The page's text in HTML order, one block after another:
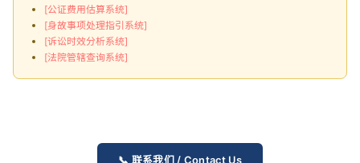
[公证费用估算系统]
[身故事项处理指引系统]
[诉讼时效分析系统]
[法院管辖查询系统]
📞 联系我们 / Contact Us